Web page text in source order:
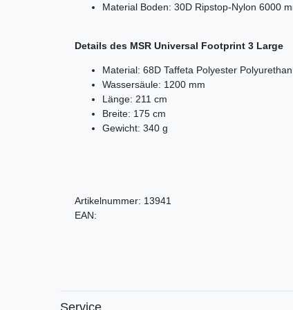
Material Boden: 30D Ripstop-Nylon 6000
Details des MSR Universal Footprint 3 Large
Material: 68D Taffeta Polyester
Wassersäule: 1200 mm
Länge: 211 cm
Breite: 175 cm
Gewicht: 340 g
Artikelnummer: 13941
EAN: